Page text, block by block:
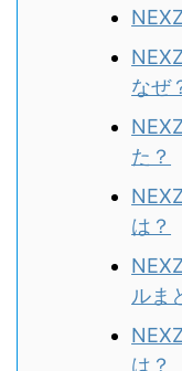
なぜ
た？
は？
ルま
は？